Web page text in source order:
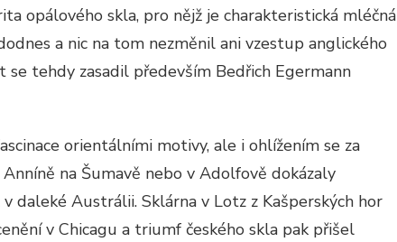
opálového skla, pro nějž je charakteristická mléčná
a nic na tom nezměnil ani vzestup anglického
se tehdy zasadil především Bedřich Egermann
orientálními motivy, ale i ohlížením se za
na Šumavě nebo v Adolfově dokázaly
daleké Austrálii. Sklárna v Lotz z Kašperských hor
v Chicagu a triumf českého skla pak přišel